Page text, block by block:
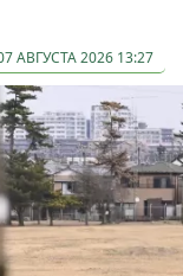
АВГУСТА 2026 13:27